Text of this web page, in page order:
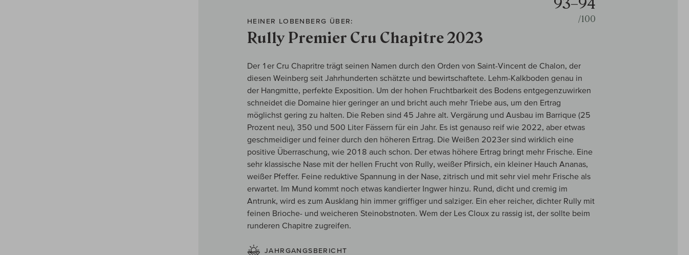
HEINER LOBENBERG ÜBER:
Rully Premier Cru Chapitre 2023
93–94
/100
Der 1er Cru Chapritre trägt seinen Namen durch den Orden von Saint-Vincent de Chalon, der
diesen Weinberg seit Jahrhunderten schätzte und bewirtschaftete. Lehm-Kalkboden genau in
der Hangmitte, perfekte Exposition. Um der hohen Fruchtbarkeit des Bodens entgegenzuwirken
schneidet die Domaine hier geringer an und bricht auch mehr Triebe aus, um den Ertrag
möglichst gering zu halten. Die Reben sind 45 Jahre alt. Vergärung und Ausbau im Barrique (25
Prozent neu), 350 und 500 Liter Fässern für ein Jahr. Es ist genauso reif wie 2022, aber etwas
geschmeidiger und feiner durch den höheren Ertrag. Die Weißen 2023er sind wirklich eine
positive Überraschung, wie 2018 auch schon. Der etwas höhere Ertrag bringt mehr Frische. Eine
sehr klassische Nase mit der hellen Frucht von Rully, weißer Pfirsich, ein kleiner Hauch Ananas,
weißer Pfeffer. Feine reduktive Spannung in der Nase, zitrisch und mit sehr viel mehr Frische als
erwartet. Im Mund kommt noch etwas kandierter Ingwer hinzu. Rund, dicht und cremig im
Antrunk, wird es zum Ausklang hin immer griffiger und salziger. Ein eher reicher, dichter Rully mit
feinen Brioche- und weicheren Steinobstnoten. Wem der Les Cloux zu rassig ist, der sollte beim
runderen Chapitre zugreifen.
JAHRGANGSBERICHT